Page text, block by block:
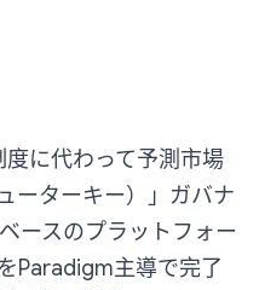
に代わって予測市場
ーターキー）」ガバナ
ースのプラットフォー
Paradigm主導で完了